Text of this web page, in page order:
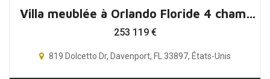
Villa meublée à Orlando Floride 4 chambres 3 salles de bain
253 119 €
819 Dolcetto Dr, Davenport, FL 33897, États-Unis